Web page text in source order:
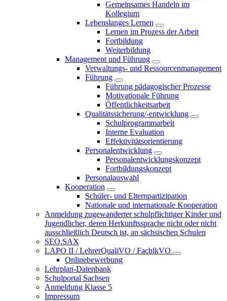
Gemeinsames Handeln im
Kollegium
Lebenslanges Lernen
Lernen im Prozess der Arbeit
Fortbildung
Weiterbildung
Management und Führung
Verwaltungs- und Ressourcenmanagement
Führung
Führung pädagogischer Prozesse
Motivationale Führung
Öffentlichkeitsarbeit
Qualitätssicherung/-entwicklung
Schulprogrammarbeit
Interne Evaluation
Effektivitätsorientierung
Personalentwicklung
Personalentwicklungskonzept
Fortbildungskonzept
Personalauswahl
Kooperation
Schüler- und Elternpartizipation
Nationale und internationale Kooperation
Anmeldung zugewanderter schulpflichtiger Kinder und
Jugendlicher, deren Herkunftssprache nicht oder nicht
ausschließlich Deutsch ist, an sächsischen Schulen
SEO.SAX
LAPO II / LehrerQualiVO / FachlkVO
Onlinebewerbung
Lehrplan-Datenbank
Schulportal Sachsen
Anmeldung Klasse 5
Impressum